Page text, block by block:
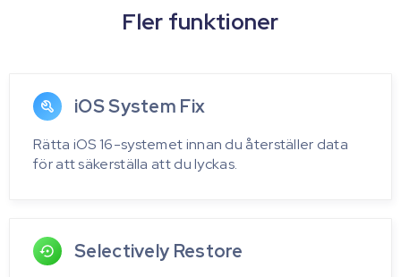
Fler funktioner
iOS System Fix
Rätta iOS 16-systemet innan du återställer data
för att säkerställa att du lyckas.
Selectively Restore